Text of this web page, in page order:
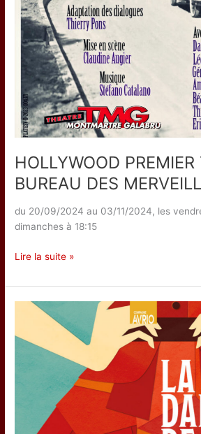
HOLLYWOOD
BUREAU DES
du 20/09/2024 au 03/11/2024, les
dimanches à 18:15
HOLLYWOOD
TEMPS
:
MERVEILLES
Lire la suite »